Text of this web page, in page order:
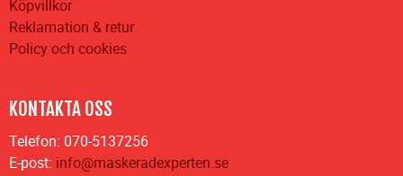
Köpvillkor
Reklamation & retur
Policy och cookies
KONTAKTA OSS
Telefon: 070-5137256
E-post: info@maskeradexperten.se